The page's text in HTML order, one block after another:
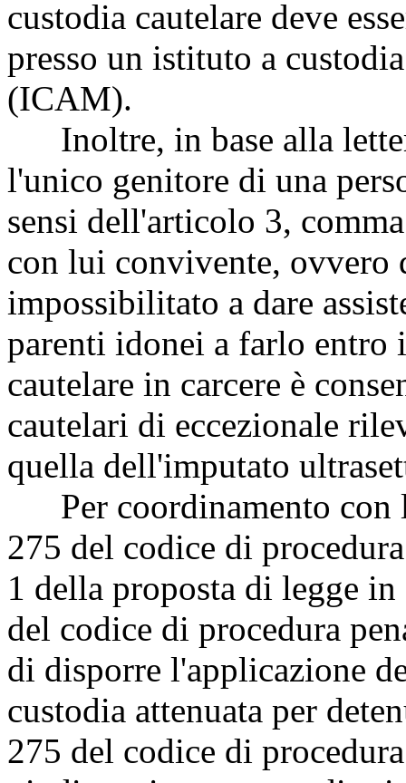
custodia cautelare deve
presso un istituto a
(ICAM).
Inoltre, in base alla
l'unico genitore di una
sensi dell'articolo 3,
con lui convivente, ovvero
impossibilitato a dare
parenti idonei a farlo entro
cautelare in carcere è
cautelari di eccezionale
quella dell'imputato
Per coordinamento con
275 del codice di
1 della proposta di legge
del codice di procedura
di disporre l'applicazione
custodia attenuata per
275 del codice di